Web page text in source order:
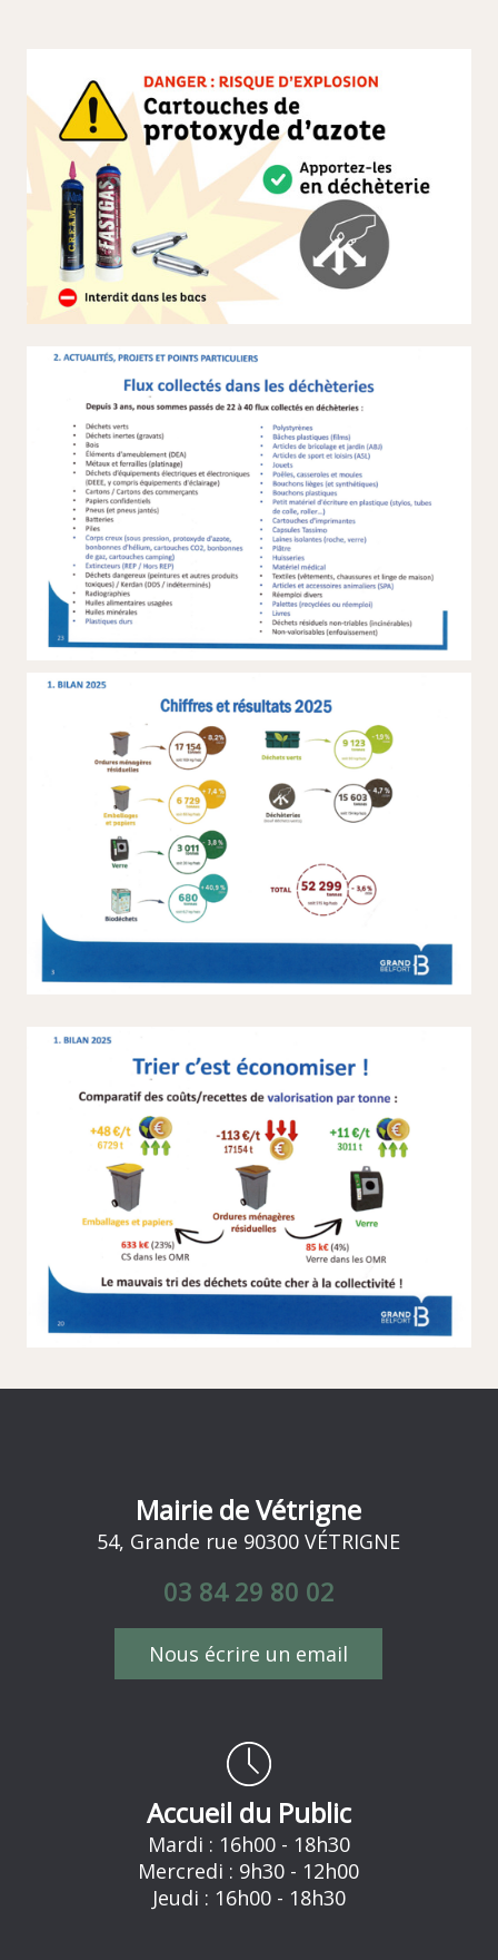
Mairie de Vétrigne
54, Grande rue 90300 VÉTRIGNE
03 84 29 80 02
Nous écrire un email
Accueil du Public
Mardi : 16h00 - 18h30
Mercredi : 9h30 - 12h00
Jeudi : 16h00 - 18h30